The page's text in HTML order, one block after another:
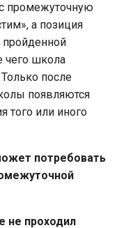
промежуточную
а позиция
пройденной
чего школа
после
появляются
того или иного
потребовать
не проходил